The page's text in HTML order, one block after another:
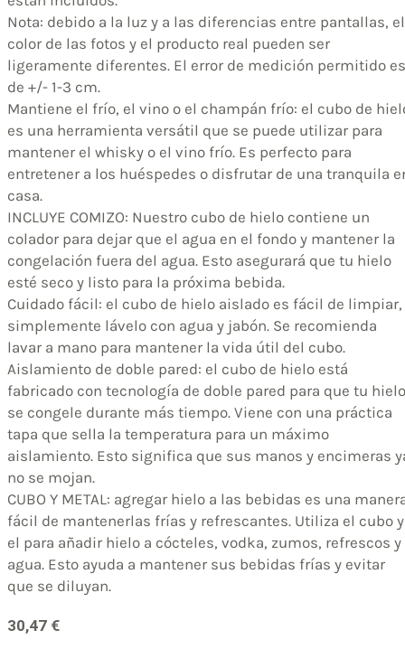
Nota: debido a la luz y a las diferencias entre pantallas, el
color de las fotos y el producto real pueden ser
ligeramente diferentes. El error de medición permitido es
de +/- 1-3 cm.
Mantiene el frío, el vino o el champán frío: el cubo de
es una herramienta versátil que se puede utilizar para
mantener el whisky o el vino frío. Es perfecto para
entretener a los huéspedes o disfrutar de una tranquila
casa.
INCLUYE COMIZO: Nuestro cubo de hielo contiene un
colador para dejar que el agua en el fondo y mantener la
congelación fuera del agua. Esto asegurará que tu hielo
esté seco y listo para la próxima bebida.
Cuidado fácil: el cubo de hielo aislado es fácil de limpiar,
simplemente lávelo con agua y jabón. Se recomienda
lavar a mano para mantener la vida útil del cubo.
Aislamiento de doble pared: el cubo de hielo está
fabricado con tecnología de doble pared para que tu hielo
se congele durante más tiempo. Viene con una práctica
tapa que sella la temperatura para un máximo
aislamiento. Esto significa que sus manos y encimeras
no se mojan.
CUBO Y METAL: agregar hielo a las bebidas es una
fácil de mantenerlas frías y refrescantes. Utiliza el cubo y
el para añadir hielo a cócteles, vodka, zumos, refrescos y
agua. Esto ayuda a mantener sus bebidas frías y evitar
que se diluyan.
30,47 €